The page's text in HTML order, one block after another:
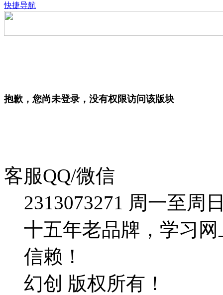
快捷导航
抱歉，您尚未登录，没有权限访问该版块
客服QQ/微信
2313073271 周一至周
十五年老品牌，学习
信赖！
幻创 版权所有！